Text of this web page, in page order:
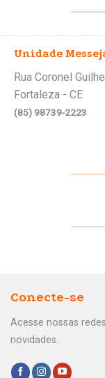
Unidade
Rua Coronel
Fortaleza - CE
(85) 98739-2223
Conecte-se
Acesse nossas
novidades.